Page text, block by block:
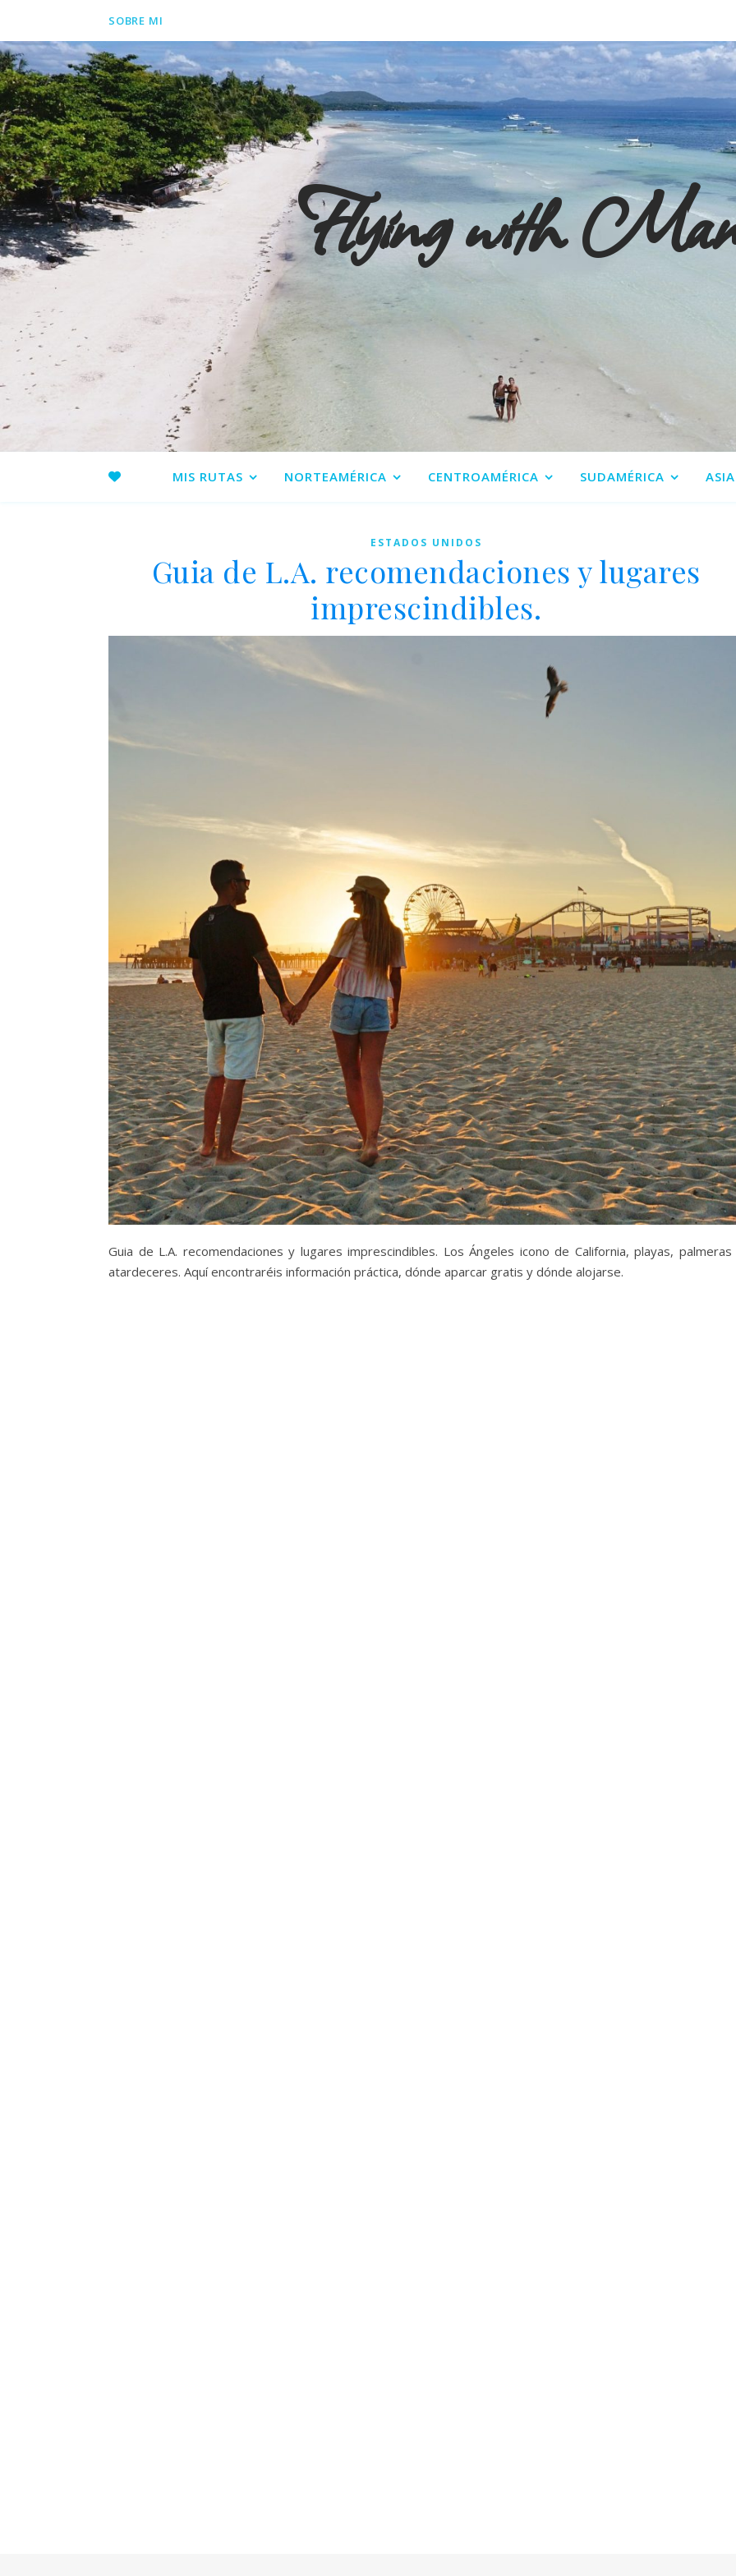
SOBRE MI
Flying with
MIS RUTAS NORTEAMÉRICA CENTROAMÉRICA SUDAMÉRICA ASIA
ESTADOS UNIDOS
Guia de L.A. recomendaciones y lugares
imprescindibles.
Guia de L.A. recomendaciones y lugares imprescindibles. Los Ángeles icono de California, playas, palmeras
atardeceres. Aquí encontraréis información práctica, dónde aparcar gratis y dónde alojarse.